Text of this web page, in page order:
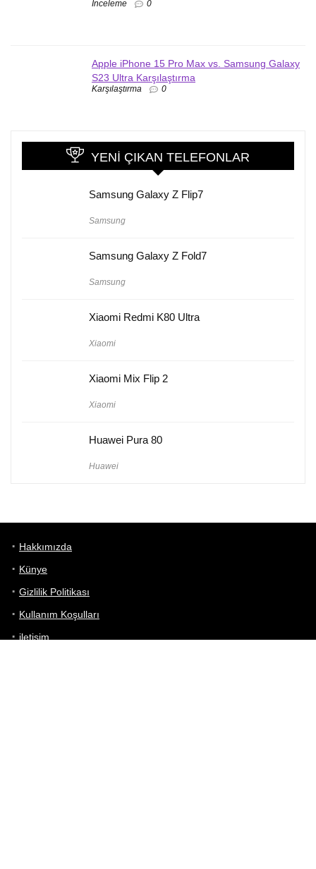
İnceleme 0
Apple iPhone 15 Pro Max vs. Samsung Galaxy
S23 Ultra Karşılaştırma
Karşılaştırma 0
YENI ÇIKAN TELEFONLAR
Samsung Galaxy Z Flip7
Samsung
Samsung Galaxy Z Fold7
Samsung
Xiaomi Redmi K80 Ultra
Xiaomi
Xiaomi Mix Flip 2
Xiaomi
Huawei Pura 80
Huawei
Hakkımızda
Künye
Gizlilik Politikası
Kullanım Koşulları
iletişim